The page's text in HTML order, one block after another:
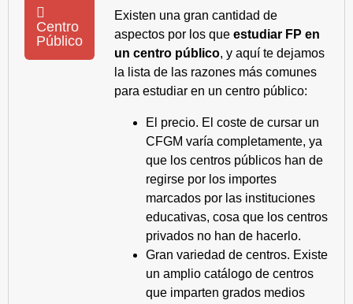
Centro
Público
Existen una gran cantidad de
aspectos por los que estudiar FP en
un centro público, y aquí te dejamos
la lista de las razones más comunes
para estudiar en un centro público:
El precio. El coste de cursar un
CFGM varía completamente, ya
que los centros públicos han de
regirse por los importes
marcados por las instituciones
educativas, cosa que los centros
privados no han de hacerlo.
Gran variedad de centros. Existe
un amplio catálogo de centros
que imparten grados medios